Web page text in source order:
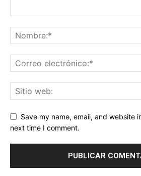
Save my name, email, and website
next time I comment.